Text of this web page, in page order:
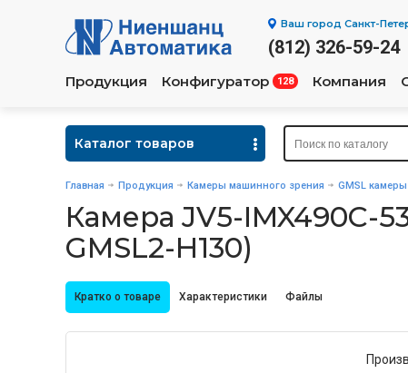
Ваш город Санкт-
(812) 326-59-24
Продукция Конфигуратор 128 Компания
Каталог товаров
Главная Продукция Камеры машинного зрения GMSL камеры
Камера JV5-IMX490C-
GMSL2-H130)
Кратко о товаре Характеристики Файлы